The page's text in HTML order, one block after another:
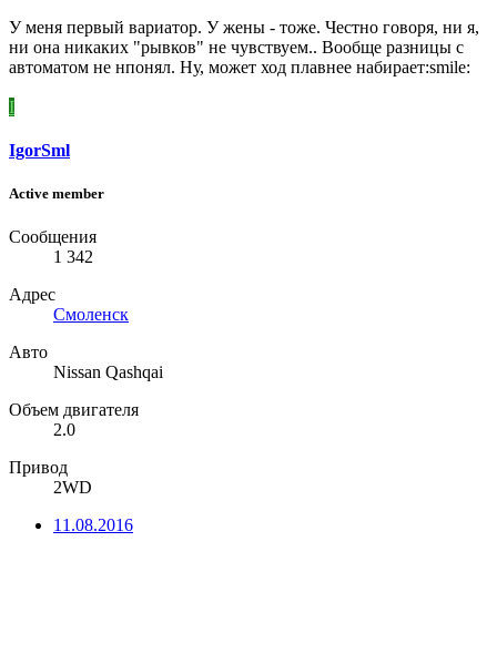
У меня первый вариатор. У жены - тоже. Честно говоря, ни я,
ни она никаких "рывков" не чувствуем.. Вообще разницы с
автоматом не нпонял. Ну, может ход плавнее набирает:smile:
I
IgorSml
Active member
Сообщения
1 342
Адрес
Смоленск
Авто
Nissan Qashqai
Объем двигателя
2.0
Привод
2WD
11.08.2016